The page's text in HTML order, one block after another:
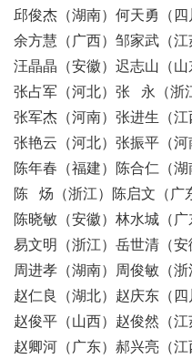
邱俊杰（湖南）何天勇（四
余方慧（广西）邹家武（
汪晶晶（安徽）迟志山（山
张占军（河北）张 永（浙
张军杰（河南）张进生（江
张艳云（河北）张振平（
陈年春（福建）陈合仁（湖
陈 炀（浙江）陈启文（广
陈晓敏（安徽）林水城（广
易文明（浙江）岳世清（安
周进孝（湖南）周俊敏（浙
赵仁良（湖北）赵庆东（四
赵俊平（山西）赵俊然（
赵卿河（广东）郝兴亮（江